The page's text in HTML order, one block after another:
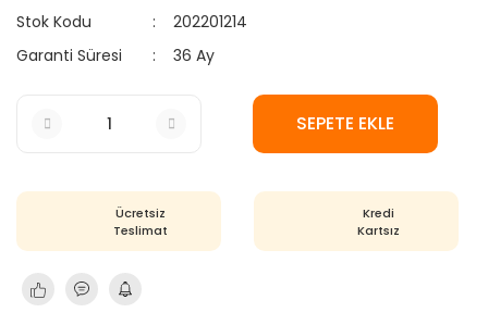
Stok Kodu
202201214
Garanti Süresi
36 Ay
SEPETE EKLE
Ücretsiz
Teslimat
Kredi
Kartsız